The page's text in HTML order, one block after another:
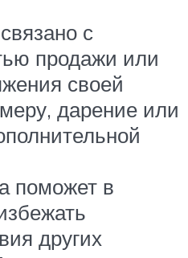
с
продажи или
своей
дарение или
поможет в
других